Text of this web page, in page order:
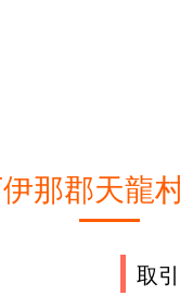
那郡天龍
取